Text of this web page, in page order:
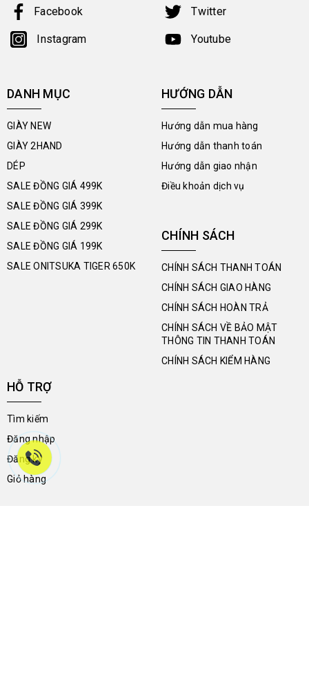
Facebook Twitter
Instagram Youtube
DANH MỤC
GIÀY NEW
GIÀY 2HAND
DÉP
SALE ĐỒNG GIÁ 499K
SALE ĐỒNG GIÁ 399K
SALE ĐỒNG GIÁ 299K
SALE ĐỒNG GIÁ 199K
SALE ONITSUKA TIGER 650K
HƯỚNG DẪN
Hướng dẫn mua hàng
Hướng dẫn thanh toán
Hướng dẫn giao nhận
Điều khoản dịch vụ
CHÍNH SÁCH
CHÍNH SÁCH THANH TOÁN
CHÍNH SÁCH GIAO HÀNG
CHÍNH SÁCH HOÀN TRẢ
CHÍNH SÁCH VỀ BẢO MẬT
THÔNG TIN THANH TOÁN
CHÍNH SÁCH KIỂM HÀNG
HỖ TRỢ
Tìm kiếm
Đăng nhập
Đăng ký
Giỏ hàng